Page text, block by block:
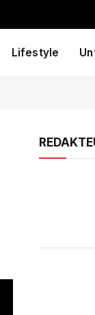
Lifestyle